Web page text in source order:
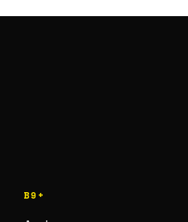
B9+